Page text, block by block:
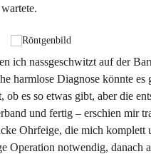
ich nassgeschwitzt auf der
harmlose Diagnose könnte es
es so etwas gibt, aber die
und fertig – erschien mir
Ohrfeige, die mich komplett
Operation notwendig, danach